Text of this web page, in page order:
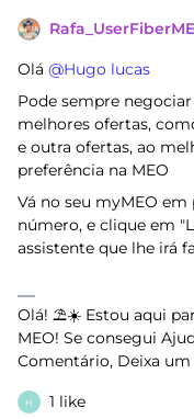
Olá ​ @Hugo lucas
Pode sempre
melhores ofertas,
e outra ofertas, ao
preferência na MEO
Vá no seu myMEO em
número, e clique em
assistente que lhe irá
Olá! ⛱️☀️ Estou aqui
MEO! Se consegui
Comentário, Deixa um
H 1 like